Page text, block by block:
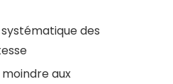
des
aux